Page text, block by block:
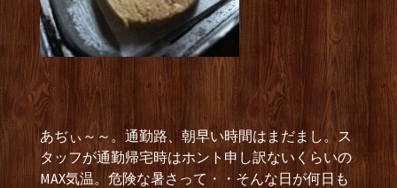
あぢぃ～～。通勤路、朝早い時間はまだまし。ス
タッフが通勤帰宅時はホント申し訳ないくらいの
MAX気温。危険な暑さって・・そんな日が何日も